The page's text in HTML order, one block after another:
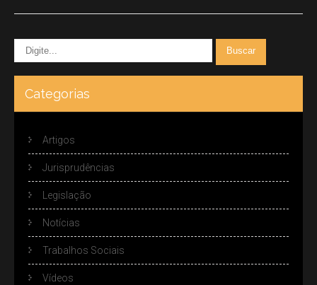
Categorias
Artigos
Jurisprudências
Legislação
Notícias
Trabalhos Sociais
Vídeos